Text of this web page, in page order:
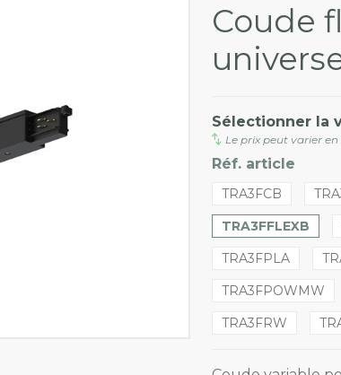
Coude
Sélectionner la
Le prix peut varier
Réf. article
TRA3FCB
TRA3FFLEXB
TRA3FPLA
TRA3FPOWMW
TRA3FRW